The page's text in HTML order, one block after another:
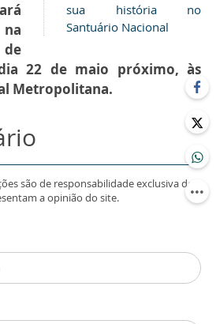
sua história no
Santuário Nacional
22 de maio próximo, às
Metropolitana.
são de responsabilidade exclusiva de
a opinião do site.